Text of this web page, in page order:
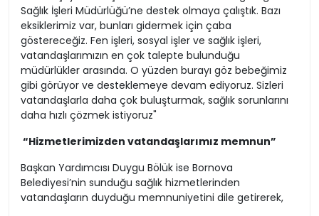
Sağlık İşleri Müdürlüğü’ne destek olmaya çalıştık. Bazı
eksiklerimiz var, bunları gidermek için çaba
göstereceğiz. Fen işleri, sosyal işler ve sağlık işleri,
vatandaşlarımızın en çok talepte bulunduğu
müdürlükler arasında. O yüzden burayı göz bebeğimiz
gibi görüyor ve desteklemeye devam ediyoruz. Sizleri
vatandaşlarla daha çok buluşturmak, sağlık sorunlarını
daha hızlı çözmek istiyoruz"
“Hizmetlerimizden vatandaşlarımız memnun”
Başkan Yardımcısı Duygu Bölük ise Bornova
Belediyesi’nin sunduğu sağlık hizmetlerinden
vatandaşların duyduğu memnuniyetini dile getirerek,